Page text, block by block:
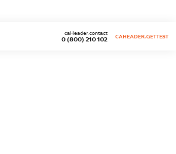
0 (800) 210 102
caHeader.contact
CAHEADER.GETTEST